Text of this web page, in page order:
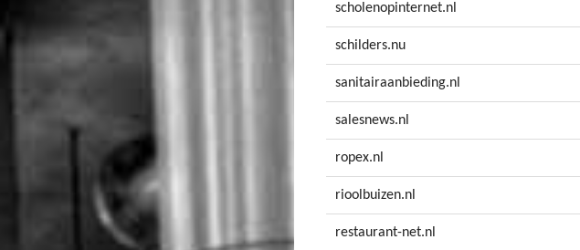
scholenopinternet.nl
schilders.nu
sanitairaanbieding.nl
salesnews.nl
ropex.nl
rioolbuizen.nl
restaurant-net.nl